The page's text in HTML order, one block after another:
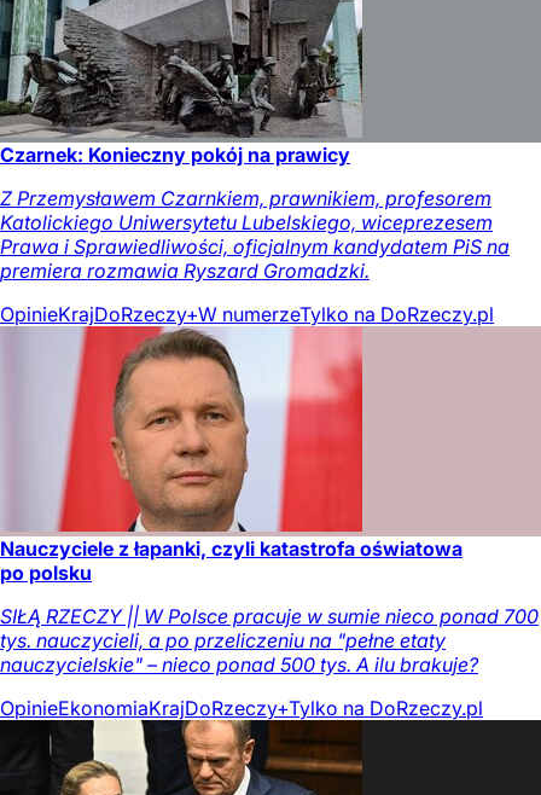
Czarnek: Konieczny pokój na prawicy
Z Przemysławem Czarnkiem, prawnikiem, profesorem
Katolickiego Uniwersytetu Lubelskiego, wiceprezesem
Prawa i Sprawiedliwości, oficjalnym kandydatem PiS na
premiera rozmawia Ryszard Gromadzki.
OpinieKrajDoRzeczy+W numerzeTylko na DoRzeczy.pl
Nauczyciele z łapanki, czyli katastrofa oświatowa
po polsku
SIŁĄ RZECZY || W Polsce pracuje w sumie nieco ponad 700
tys. nauczycieli, a po przeliczeniu na "pełne etaty
nauczycielskie" – nieco ponad 500 tys. A ilu brakuje?
OpinieEkonomiaKrajDoRzeczy+Tylko na DoRzeczy.pl